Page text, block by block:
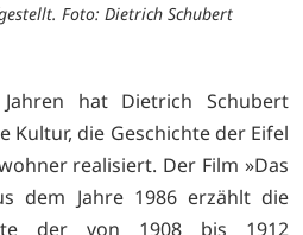
Foto: Dietrich Schubert
hat Dietrich Schubert
Kultur, die Geschichte der Eifel
realisiert. Der Film »Das
dem Jahre 1986 erzählt die
der von 1908 bis 1912